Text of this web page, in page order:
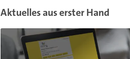
Aktuelles aus erster Hand